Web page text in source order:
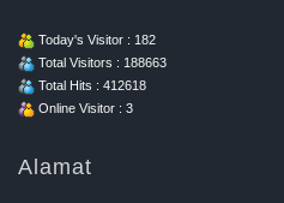
Today's Visitor : 182
Total Visitors : 188663
Total Hits : 412618
Online Visitor : 3
Alamat